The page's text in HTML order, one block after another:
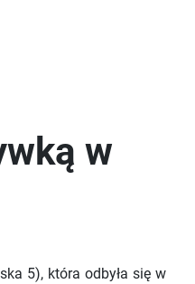
w
5), która odbyła się w